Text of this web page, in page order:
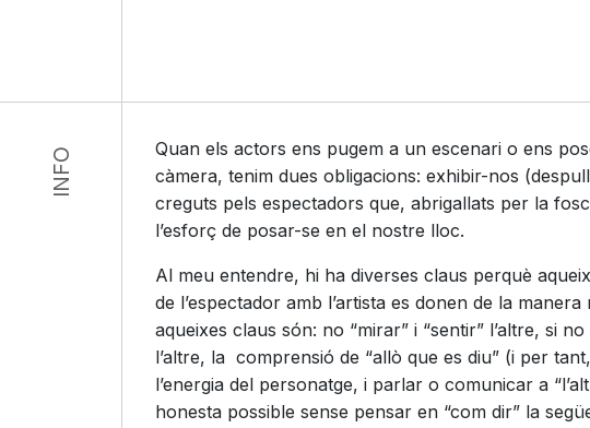
INFO
Quan els actors ens pugem a un escenari o ens
càmera, tenim dues obligacions: exhibir-nos
creguts pels espectadors que, abrigallats per la
l’esforç de posar-se en el nostre lloc.
Al meu entendre, hi ha diverses claus perquè
de l’espectador amb l’artista es donen de la
aqueixes claus són: no “mirar” i “sentir” l’altre, si no
l’altre, la comprensió de “allò que es diu” (i per
l’energia del personatge, i parlar o comunicar a
honesta possible sense pensar en “com dir” la